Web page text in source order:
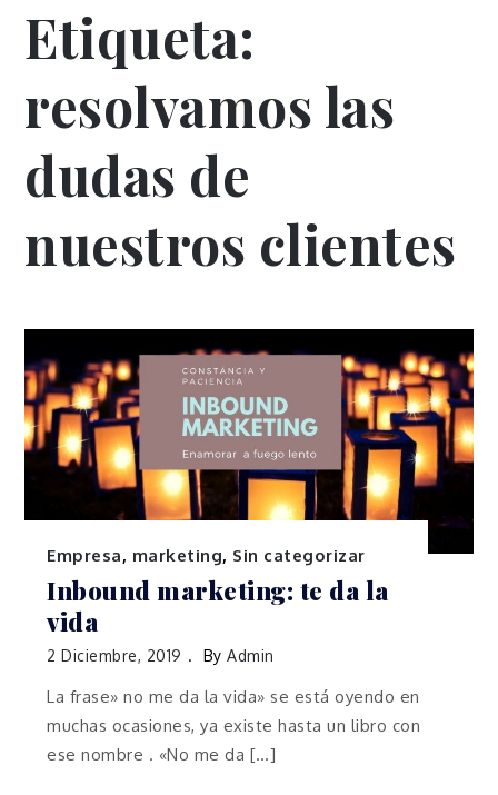
Etiqueta:
resolvamos las
dudas de
nuestros clientes
Empresa, marketing, Sin categorizar
Inbound marketing: te da la
vida
2 Diciembre, 2019 ByAdmin
La frase» no me da la vida» se está oyendo en
muchas ocasiones, ya existe hasta un libro con
ese nombre . «No me da […]